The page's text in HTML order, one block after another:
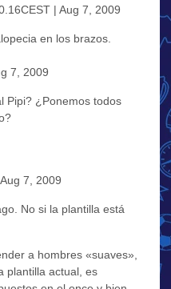
| Aug 7, 2009
en los brazos.
7, 2009
Pipi? ¿Ponemos todos
7, 2009
No si la plantilla está
a hombres «suaves»,
plantilla actual, es